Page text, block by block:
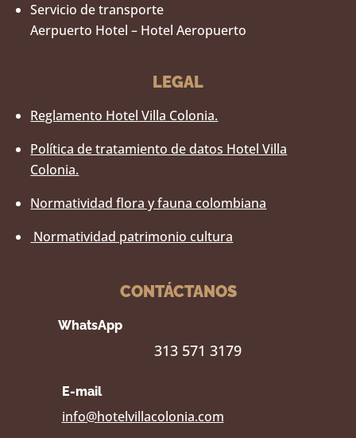
Servicio de transporte
Aerpuerto Hotel – Hotel Aeropuerto
LEGAL
Reglamento Hotel Villa Colonia.
Política de tratamiento de datos Hotel Villa
Colonia.
Normatividad flora y fauna colombiana
Normatividad patrimonio cultura
CONTÁCTANOS
WhatsApp
313 571 3179
E-mail
info@hotelvillacolonia.com